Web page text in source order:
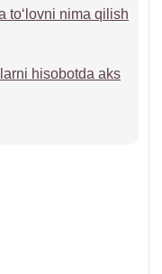
toʻlovni nima qilish
hisobotda aks